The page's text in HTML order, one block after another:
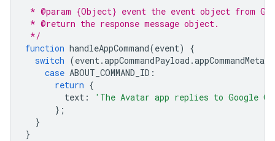
* @param {Object} event the event object from
* @return the response message object.
*/
function handleAppCommand(event)
{
switch (event.appCommandPayload .
case ABOUT_COMMAND_ID :
return {
text :
'The Avatar app replies to Google
};
}
}